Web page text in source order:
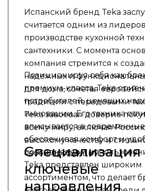
Испанский бренд Teka
считается одним из
производстве кухонной
сантехники. С момента
компания стремится к
надежных и
для дома, сочетая
традиции с передовыми
Teka завоевал доверие
всему миру, включая
высокому качеству и
своей продукции.
Позиционируя себя как
премиум-класса, Teka
потребителей, ценящих
инновации. Его техника
вписывается в
обеспечивая комфорт и
повседневном
Teka представлен широким
ассортиментом, что делает
Специализация
ключевые
направления